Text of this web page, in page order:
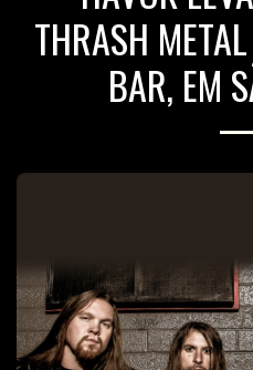
THRASH
BAR, EM